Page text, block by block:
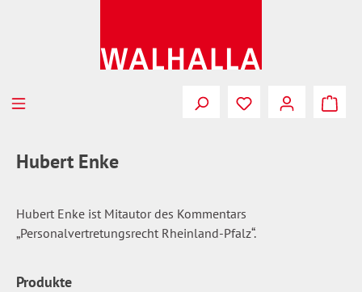
Du hast 0
Hubert Enke
Hubert Enke ist Mitautor des Kommentars
„Personalvertretungsrecht Rheinland-Pfalz“.
Produkte